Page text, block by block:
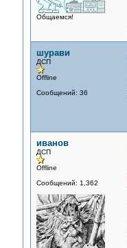
Общаемся!
шурави
ДСП
Offline
Сообщений: 36
иванов
ДСП
Offline
Сообщений: 1,362